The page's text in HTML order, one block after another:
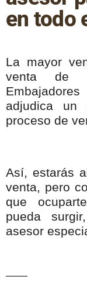
en todo
La mayor
venta de
adjudica un
proceso de
Así, estarás
venta, pero
que
pueda
asesor